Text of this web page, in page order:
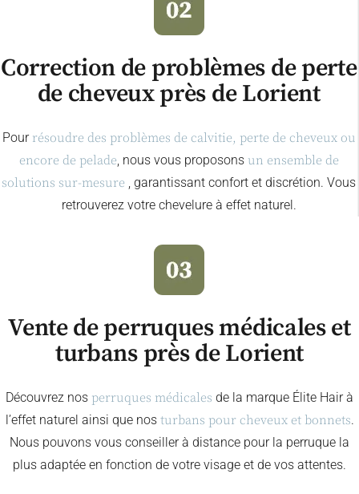
Correction de problèmes de perte
de cheveux près de Lorient
Pour résoudre des problèmes de calvitie, perte de cheveux ou
encore de pelade, nous vous proposons un ensemble de
solutions sur-mesure , garantissant confort et discrétion. Vous
retrouverez votre chevelure à effet naturel.
Vente de perruques médicales et
turbans près de Lorient
Découvrez nos perruques médicales de la marque Élite Hair à
l’effet naturel ainsi que nos turbans pour cheveux et bonnets.
Nous pouvons vous conseiller à distance pour la perruque la
plus adaptée en fonction de votre visage et de vos attentes.